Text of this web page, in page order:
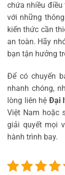
chứa nhiều điều
với những
kiến thức cần
an toàn. Hãy
bạn tận hưởng
Để có chuyến
nhanh chóng,
lòng liên hệ Đại
Việt Nam hoặc
giải quyết mọi
hành trình bay.